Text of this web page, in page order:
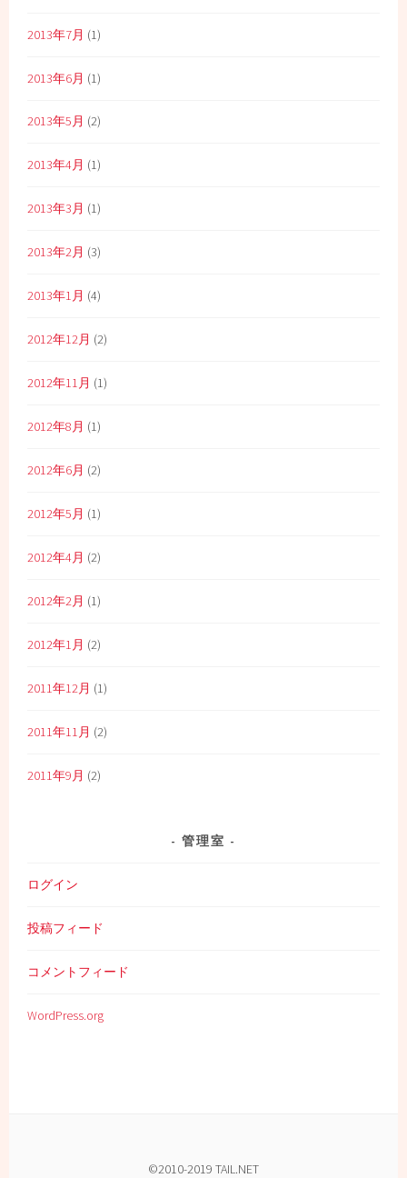
2013年7月 (1)
2013年6月 (1)
2013年5月 (2)
2013年4月 (1)
2013年3月 (1)
2013年2月 (3)
2013年1月 (4)
2012年12月 (2)
2012年11月 (1)
2012年8月 (1)
2012年6月 (2)
2012年5月 (1)
2012年4月 (2)
2012年2月 (1)
2012年1月 (2)
2011年12月 (1)
2011年11月 (2)
2011年9月 (2)
管理室
ログイン
投稿フィード
コメントフィード
WordPress.org
©2010-2019 TAIL.NET